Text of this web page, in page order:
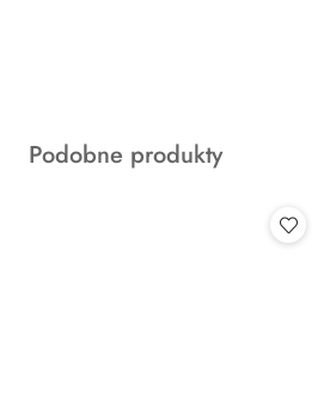
Produkty
Podobne produkty